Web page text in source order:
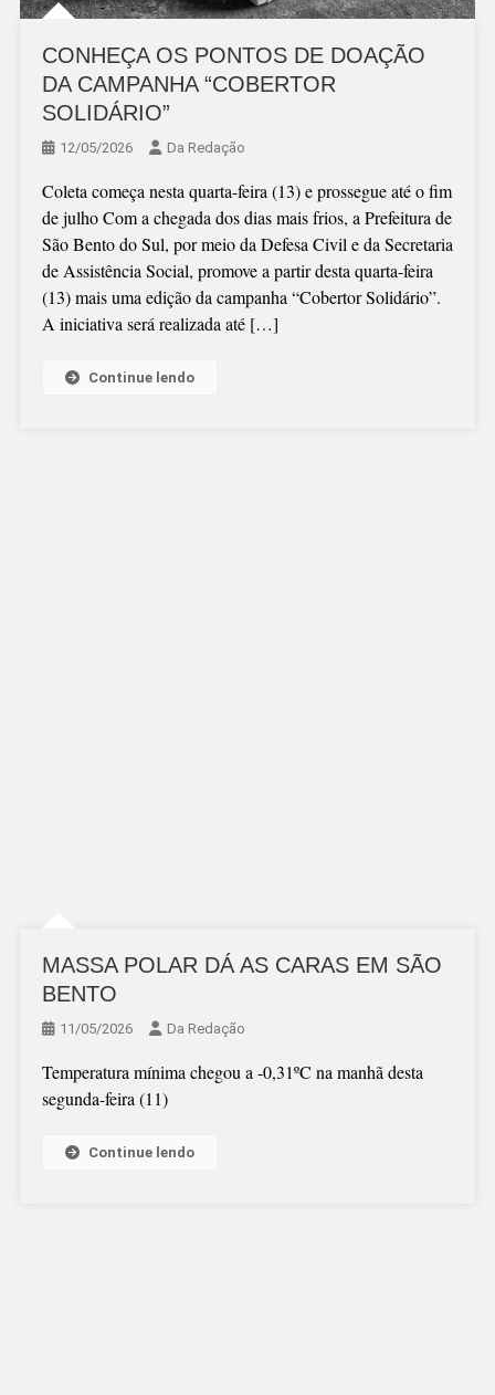
CONHEÇA OS PONTOS DE DOAÇÃO
DA CAMPANHA “COBERTOR
SOLIDÁRIO”
12/05/2026 Da Redação
Coleta começa nesta quarta-feira (13) e prossegue até o fim
de julho Com a chegada dos dias mais frios, a Prefeitura de
São Bento do Sul, por meio da Defesa Civil e da Secretaria
de Assistência Social, promove a partir desta quarta-feira
(13) mais uma edição da campanha “Cobertor Solidário”.
A iniciativa será realizada até […]
Continue lendo
MASSA POLAR DÁ AS CARAS EM SÃO
BENTO
11/05/2026 Da Redação
Temperatura mínima chegou a -0,31ºC na manhã desta
segunda-feira (11)
Continue lendo